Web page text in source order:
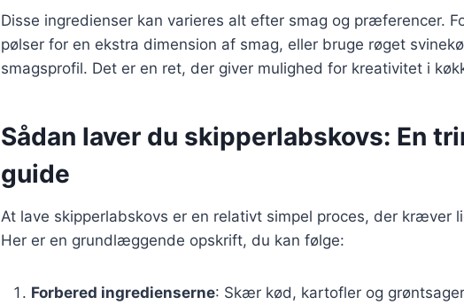
Disse ingredienser kan varieres alt efter smag og præferencer.
pølser for en ekstra dimension af smag, eller bruge røget
smagsprofil. Det er en ret, der giver mulighed for kreativitet i
Sådan laver du skipperlabskovs: En
guide
At lave skipperlabskovs er en relativt simpel proces, der kræver
Her er en grundlæggende opskrift, du kan følge:
Forbered ingredienserne: Skær kød, kartofler og